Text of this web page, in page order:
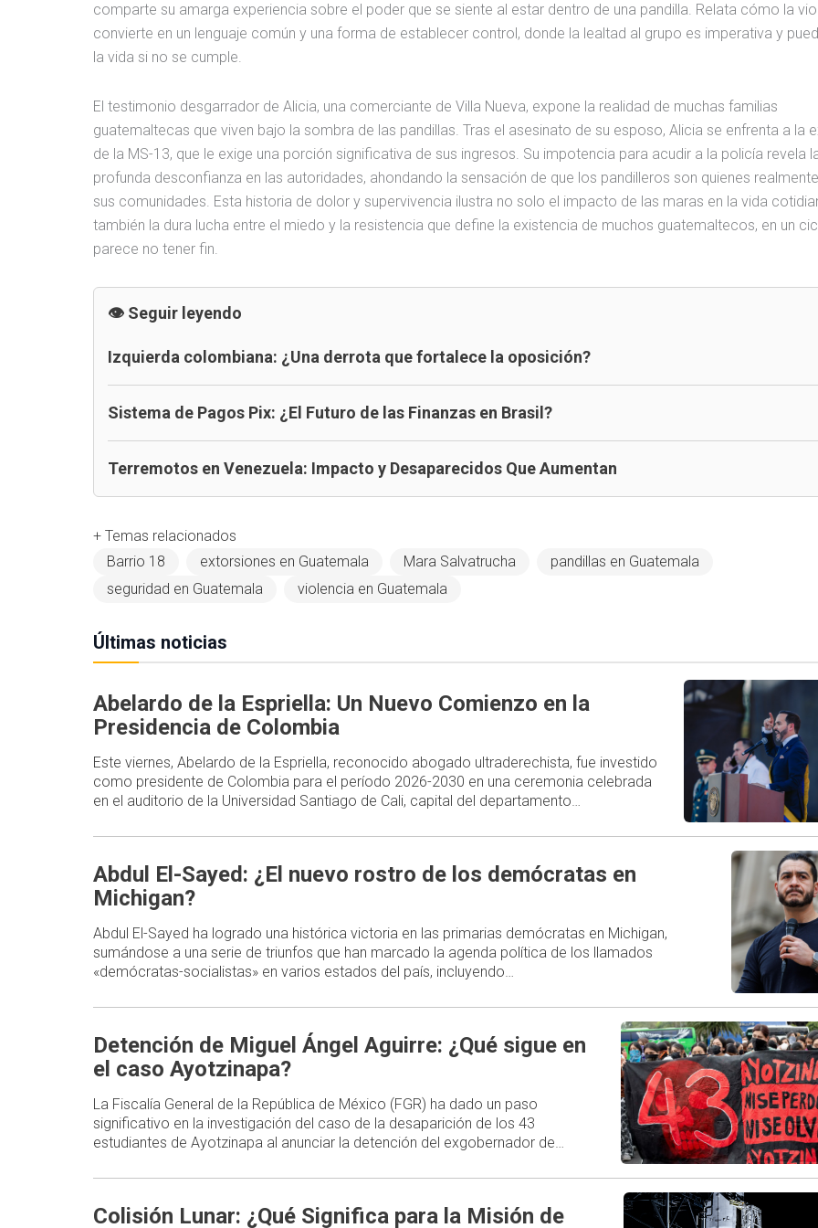
comparte su amarga experiencia sobre el poder que se siente al estar dentro de una pandilla. Relata cómo la
convierte en un lenguaje común y una forma de establecer control, donde la lealtad al grupo es imperativa y
la vida si no se cumple.
El testimonio desgarrador de Alicia, una comerciante de Villa Nueva, expone la realidad de muchas familias
guatemaltecas que viven bajo la sombra de las pandillas. Tras el asesinato de su esposo, Alicia se enfrenta a la
de la MS-13, que le exige una porción significativa de sus ingresos. Su impotencia para acudir a la policía revela
profunda desconfianza en las autoridades, ahondando la sensación de que los pandilleros son quienes
sus comunidades. Esta historia de dolor y supervivencia ilustra no solo el impacto de las maras en la vida
también la dura lucha entre el miedo y la resistencia que define la existencia de muchos guatemaltecos, en un
parece no tener fin.
Seguir leyendo
Izquierda colombiana: ¿Una derrota que fortalece la oposición?
Sistema de Pagos Pix: ¿El Futuro de las Finanzas en Brasil?
Terremotos en Venezuela: Impacto y Desaparecidos Que Aumentan
+ Temas relacionados
Barrio 18
extorsiones en Guatemala Mara Salvatrucha
pandillas en Guatemala
seguridad en Guatemala
violencia en Guatemala
Últimas noticias
Abelardo de la Espriella: Un Nuevo Comienzo en la
Presidencia de Colombia
Este viernes, Abelardo de la Espriella, reconocido abogado ultraderechista, fue investido
como presidente de Colombia para el período 2026-2030 en una ceremonia celebrada
en el auditorio de la Universidad Santiago de Cali, capital del departamento…
Abdul El-Sayed: ¿El nuevo rostro de los demócratas en
Michigan?
Abdul El-Sayed ha logrado una histórica victoria en las primarias demócratas en Michigan,
sumándose a una serie de triunfos que han marcado la agenda política de los llamados
«demócratas-socialistas» en varios estados del país, incluyendo…
Detención de Miguel Ángel Aguirre: ¿Qué sigue en
el caso Ayotzinapa?
La Fiscalía General de la República de México (FGR) ha dado un paso
significativo en la investigación del caso de la desaparición de los 43
estudiantes de Ayotzinapa al anunciar la detención del exgobernador de…
Colisión Lunar: ¿Qué Significa para la Misión de